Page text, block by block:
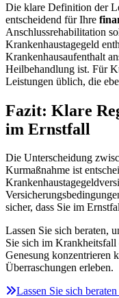
Die klare Definition der
entscheidend für Ihre
Anschlussrehabilitation
Krankenhaustagegeld
Krankenhausaufenthalt
Heilbehandlung ist. Für
Leistungen üblich, die
Fazit: Klare
im Ernstfall
Die Unterscheidung
Kurmaßnahme ist
sicher, dass Sie im
Lassen Sie sich beraten,
Sie sich im
Genesung konzentrieren
Überraschungen erleben.
Lassen Sie sich